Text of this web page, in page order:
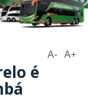
A- A+
é